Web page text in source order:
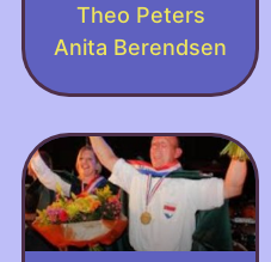
Theo Peters
Anita Berendsen